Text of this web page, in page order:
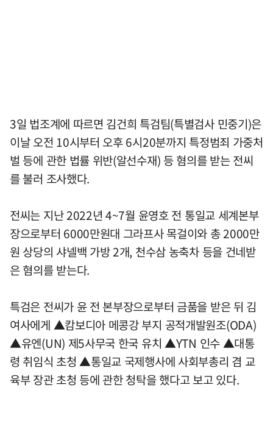
3일 법조계에 따르면 김건희 특검팀(특별검사 민중기)은
이날 오전 10시부터 오후 6시20분까지 특정범죄 가중처
벌 등에 관한 법률 위반(알선수재) 등 혐의를 받는 전씨
를 불러 조사했다.
전씨는 지난 2022년 4~7월 윤영호 전 통일교 세계본부
장으로부터 6000만원대 그라프사 목걸이와 총 2000만
원 상당의 샤넬백 가방 2개, 천수삼 농축차 등을 건네받
은 혐의를 받는다.
특검은 전씨가 윤 전 본부장으로부터 금품을 받은 뒤 김
여사에게 ▲캄보디아 메콩강 부지 공적개발원조(ODA)
▲유엔(UN) 제5사무국 한국 유치 ▲YTN 인수 ▲대통
령 취임식 초청 ▲통일교 국제행사에 사회부총리 겸 교
육부 장관 초청 등에 관한 청탁을 했다고 보고 있다.